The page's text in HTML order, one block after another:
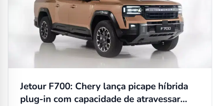
Jetour F700: Chery lança picape híbrida
plug-in com capacidade de atravessar